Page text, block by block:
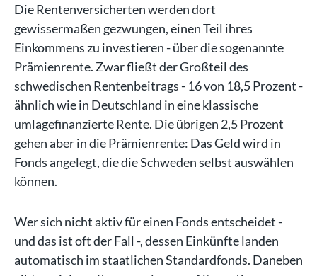
Die Rentenversicherten werden dort
gewissermaßen gezwungen, einen Teil ihres
Einkommens zu investieren - über die sogenannte
Prämienrente. Zwar fließt der Großteil des
schwedischen Rentenbeitrags - 16 von 18,5 Prozent -
ähnlich wie in Deutschland in eine klassische
umlagefinanzierte Rente. Die übrigen 2,5 Prozent
gehen aber in die Prämienrente: Das Geld wird in
Fonds angelegt, die die Schweden selbst auswählen
können.
Wer sich nicht aktiv für einen Fonds entscheidet -
und das ist oft der Fall -, dessen Einkünfte landen
automatisch im staatlichen Standardfonds. Daneben